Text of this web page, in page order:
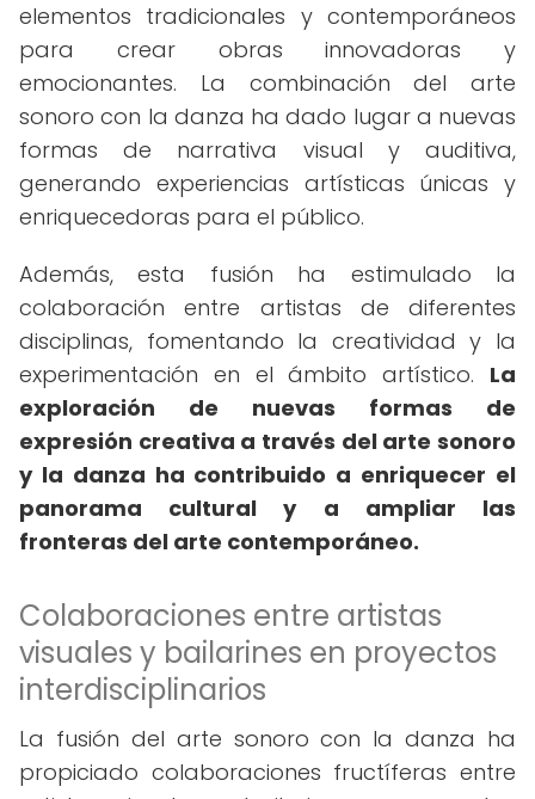
elementos tradicionales y contemporáneos
para crear obras innovadoras y
emocionantes. La combinación del arte
sonoro con la danza ha dado lugar a nuevas
formas de narrativa visual y auditiva,
generando experiencias artísticas únicas y
enriquecedoras para el público.
Además, esta fusión ha estimulado la
colaboración entre artistas de diferentes
disciplinas, fomentando la creatividad y la
experimentación en el ámbito artístico. La
exploración de nuevas formas de
expresión creativa a través del arte sonoro
y la danza ha contribuido a enriquecer el
panorama cultural y a ampliar las
fronteras del arte contemporáneo.
Colaboraciones entre artistas
visuales y bailarines en proyectos
interdisciplinarios
La fusión del arte sonoro con la danza ha
propiciado colaboraciones fructíferas entre